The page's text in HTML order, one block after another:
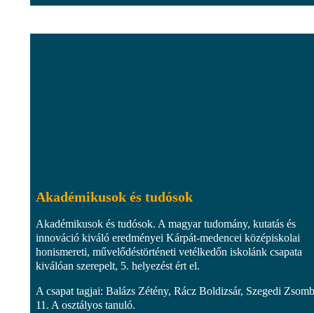
Akadémikusok és tudósok
Akadémikusok és tudósok. A magyar tudomány, kutatás és
innováció kiváló eredményei Kárpát-medencei középiskolai
honismereti, művelődéstörténeti vetélkedőn iskolánk csapata
kiválóan szerepelt, 5. helyezést ért el.
A csapat tagjai: Balázs Zétény, Rácz Boldizsár, Szegedi
11. A osztályos tanuló.